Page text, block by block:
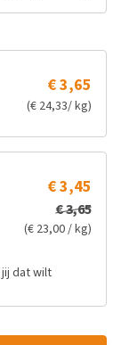
€ 3,65
(€ 24,33/ kg)
€ 3,45
€ 3,65
(€ 23,00 / kg)
jij dat wilt